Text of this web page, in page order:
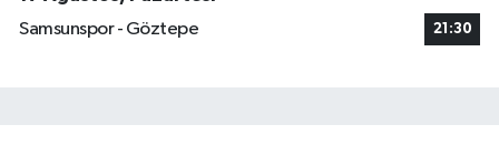
Samsunspor - Göztepe
21:30